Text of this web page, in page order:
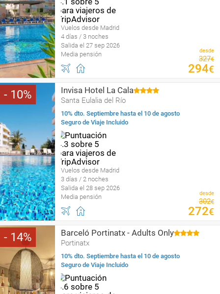
Vuelos desde Madrid
4 días / 3 noches
Salida el 27 sep 2026
Media pensión
desde
327€
294€
10 Invisa Hotel La Cala
Santa Eulalia del Río
10% dto. Septiembre hasta el 10 de agosto
Seguro de Viaje Incluido
Vuelos desde Madrid
3 días / 2 noches
Salida el 28 sep 2026
Media pensión
desde
302€
272€
14 Barceló Portinatx - Adults Only
Portinatx
10% dto. Septiembre hasta el 10 de agosto
Seguro de Viaje Incluido